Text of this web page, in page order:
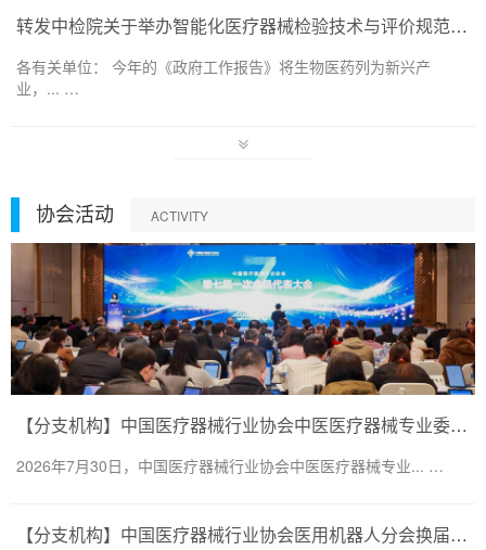
转发中检院关于举办智能化医疗器械检验技术与评价规范培训班的通知
各有关单位： 今年的《政府工作报告》将生物医药列为新兴产
业，... …
协会活动 ACTIVITY
【分支机构】中国医疗器械行业协会中医医疗器械专业委员会换届会议暨第二届一次委员大会圆满召开
2026年7月30日，中国医疗器械行业协会中医医疗器械专业... …
【分支机构】中国医疗器械行业协会医用机器人分会换届会议暨医用机器人创新大会顺利召开